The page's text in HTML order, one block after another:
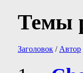
Темы
Заголовок / Автор